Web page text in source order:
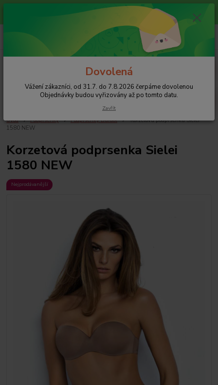
Vážení zákazníci, od 31.7. do 7.8.2026 čerpáme dovolenou
Objednávky budou vyřizovány až po tomto datu.
+420 608 754 282
pište email, pokud nezvedám tel.
Úvod Podprsenky Podprsenky Bardot
Korzetová podprsenka Sielei
1580 NEW
Korzetová podprsenka Sielei
1580 NEW
Nejprodávanější
Dovolená
Vážení zákazníci, od 31.7. do 7.8.2026 čerpáme dovolenou
Objednávky budou vyřizovány až po tomto datu.
Zavřít